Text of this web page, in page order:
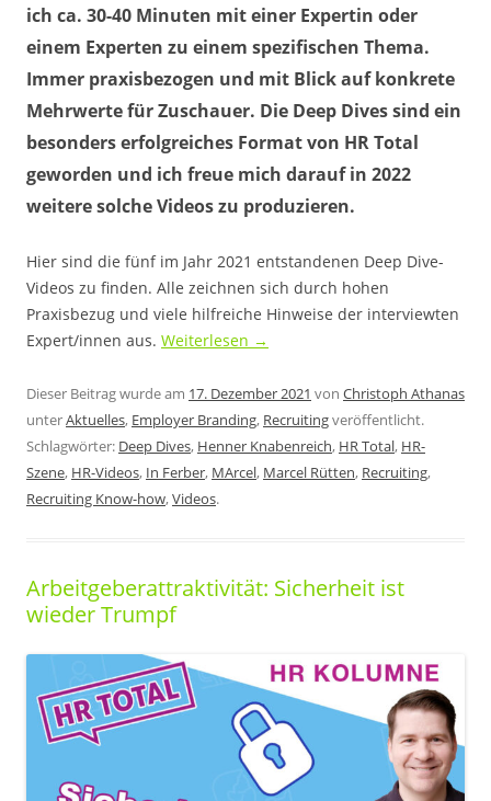
ich ca. 30-40 Minuten mit einer Expertin oder
einem Experten zu einem spezifischen Thema.
Immer praxisbezogen und mit Blick auf konkrete
Mehrwerte für Zuschauer. Die Deep Dives sind ein
besonders erfolgreiches Format von HR Total
geworden und ich freue mich darauf in 2022
weitere solche Videos zu produzieren.
Hier sind die fünf im Jahr 2021 entstandenen Deep Dive-
Videos zu finden. Alle zeichnen sich durch hohen
Praxisbezug und viele hilfreiche Hinweise der interviewten
Expert/innen aus. Weiterlesen →
Dieser Beitrag wurde am 17. Dezember 2021 von Christoph Athanas
unterAktuelles, Employer Branding, Recruitingveröffentlicht.
Schlagwörter: Deep Dives, Henner Knabenreich, HR Total, HR-
Szene, HR-Videos, In Ferber, MArcel, Marcel Rütten, Recruiting,
Recruiting Know-how,Videos.
Arbeitgeberattraktivität: Sicherheit ist
wieder Trumpf